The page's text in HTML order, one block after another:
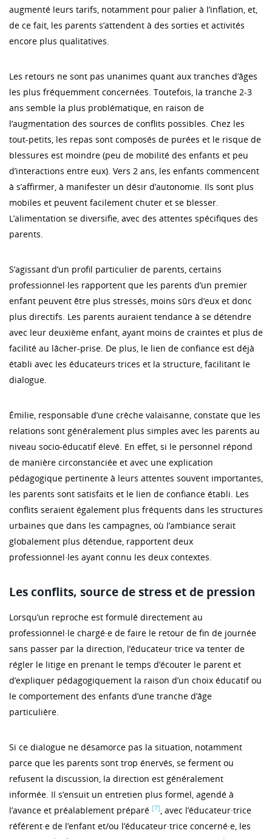
augmenté leurs tarifs, notamment pour palier à l’inflation, et,
de ce fait, les parents s’attendent à des sorties et activités
encore plus qualitatives.
Les retours ne sont pas unanimes quant aux tranches d’âges
les plus fréquemment concernées. Toutefois, la tranche 2-3
ans semble la plus problématique, en raison de
l’augmentation des sources de conflits possibles. Chez les
tout-petits, les repas sont composés de purées et le risque de
blessures est moindre (peu de mobilité des enfants et peu
d’interactions entre eux). Vers 2 ans, les enfants commencent
à s’affirmer, à manifester un désir d’autonomie. Ils sont plus
mobiles et peuvent facilement chuter et se blesser.
L’alimentation se diversifie, avec des attentes spécifiques des
parents.
S’agissant d’un profil particulier de parents, certains
professionnel·les rapportent que les parents d’un premier
enfant peuvent être plus stressés, moins sûrs d’eux et donc
plus directifs. Les parents auraient tendance à se détendre
avec leur deuxième enfant, ayant moins de craintes et plus de
facilité au lâcher-prise. De plus, le lien de confiance est déjà
établi avec les éducateurs·trices et la structure, facilitant le
dialogue.
Émilie, responsable d’une crèche valaisanne, constate que les
relations sont généralement plus simples avec les parents au
niveau socio-éducatif élevé. En effet, si le personnel répond
de manière circonstanciée et avec une explication
pédagogique pertinente à leurs attentes souvent importantes,
les parents sont satisfaits et le lien de confiance établi. Les
conflits seraient également plus fréquents dans les structures
urbaines que dans les campagnes, où l’ambiance serait
globalement plus détendue, rapportent deux
professionnel·les ayant connu les deux contextes.
Les conflits, source de stress et de pression
Lorsqu’un reproche est formulé directement au
professionnel·le chargé·e de faire le retour de fin de journée
sans passer par la direction, l’éducateur·trice va tenter de
régler le litige en prenant le temps d’écouter le parent et
d’expliquer pédagogiquement la raison d’un choix éducatif ou
le comportement des enfants d’une tranche d’âge
particulière.
Si ce dialogue ne désamorce pas la situation, notamment
parce que les parents sont trop énervés, se ferment ou
refusent la discussion, la direction est généralement
informée. Il s’ensuit un entretien plus formel, agendé à
l’avance et préalablement préparé [7], avec l’éducateur·trice
référent·e de l’enfant et/ou l’éducateur·trice concerné·e, les